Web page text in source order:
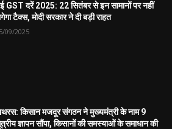
GST दरें 2025: 22 सितंबर से इन सामानों पर नहीं
टैक्स, मोदी सरकार ने दी बड़ी राहत
09/2025
किसान मजदूर संगठन ने मुख्यमंत्री के नाम 9
ज्ञापन सौंपा, किसानों की समस्याओं के समाधान की